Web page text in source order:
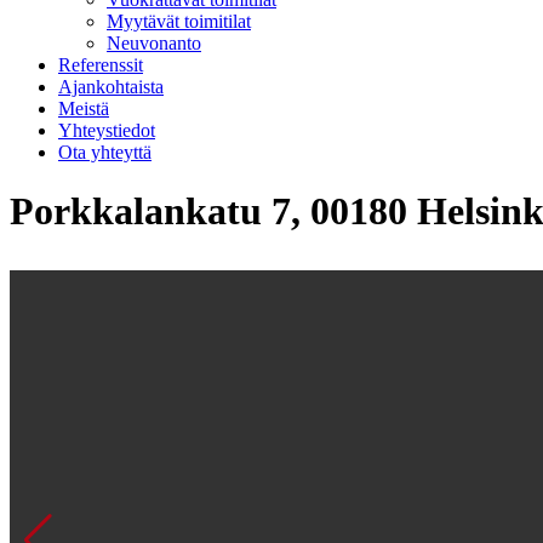
Myytävät toimitilat
Neuvonanto
Referenssit
Ajankohtaista
Meistä
Yhteystiedot
Ota yhteyttä
Porkkalankatu 7, 00180